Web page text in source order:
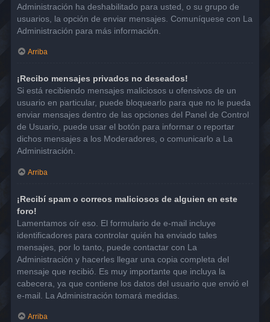
Administración ha deshabilitado para usted, o su grupo de
usuarios, la opción de enviar mensajes. Comuníquese con La
Administración para más información.
Arriba
¡Recibo mensajes privados no deseados!
Si está recibiendo mensajes maliciosos u ofensivos de un
usuario en particular, puede bloquearlo para que no le pueda
enviar mensajes dentro de las opciones del Panel de Control
de Usuario, puede usar el botón para informar o reportar
dichos mensajes a los Moderadores, o comunicarlo a La
Administración.
Arriba
¡Recibí spam o correos maliciosos de alguien en este
foro!
Lamentamos oír eso. El formulario de e-mail incluye
identificadores para controlar quién ha enviado tales
mensajes, por lo tanto, puede contactar con La
Administración y hacerles llegar una copia completa del
mensaje que recibió. Es muy importante que incluya la
cabecera, ya que contiene los datos del usuario que envió el
e-mail. La Administración tomará medidas.
Arriba